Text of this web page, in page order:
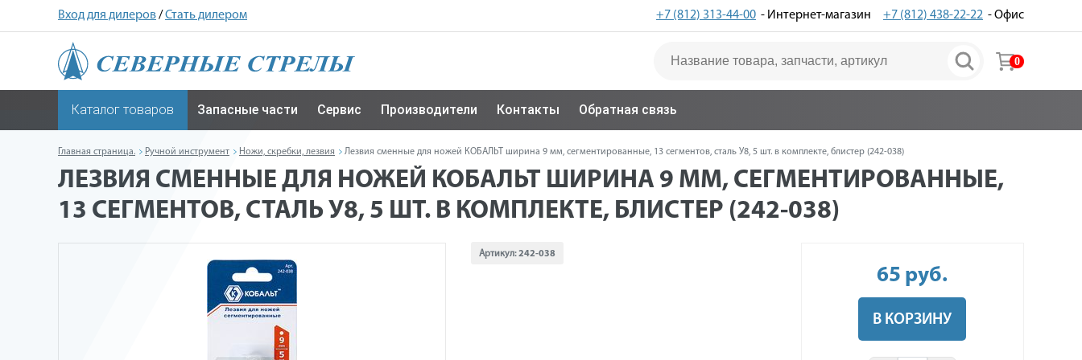
Вход для дилеров/Стать дилером +7 (812) 313-44-00 - Интернет-магазин +7 (812) 438-22-22 - Офис
0
Каталог товаров Запасные части Сервис Производители Контакты Обратная связь
Главная страница. Ручной инструмент Ножи, скребки, лезвия Лезвия сменные для ножей КОБАЛЬТ ширина 9 мм, сегментированные, 13 сегментов, сталь У8, 5 шт. в комплекте, блистер (242-038)
ЛЕЗВИЯ СМЕННЫЕ ДЛЯ НОЖЕЙ КОБАЛЬТ ШИРИНА 9 ММ, СЕГМЕНТИРОВАННЫЕ,
13 СЕГМЕНТОВ, СТАЛЬ У8, 5 ШТ. В КОМПЛЕКТЕ, БЛИСТЕР (242-038)
Артикул:242-038
65 руб.
В КОРЗИНУ